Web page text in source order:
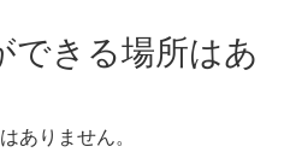
できる場所はあ
ありません。